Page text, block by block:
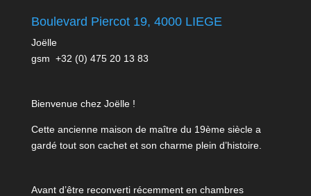
Boulevard Piercot 19, 4000 LIEGE
Joëlle
gsm +32 (0) 475 20 13 83
Bienvenue chez Joëlle !
Cette ancienne maison de maître du 19ème siècle a
gardé tout son cachet et son charme plein d’histoire.
Avant d’être reconverti récemment en chambres